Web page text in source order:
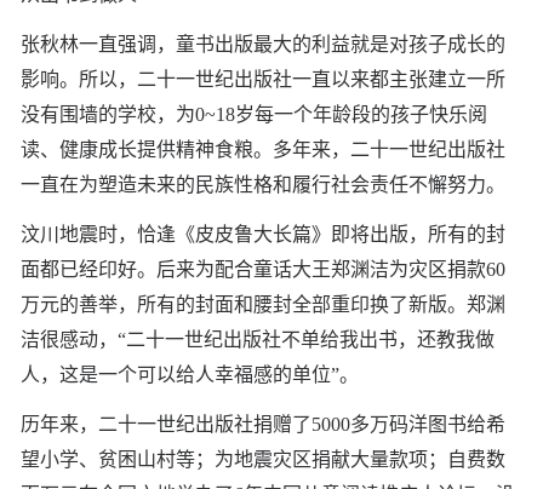
张秋林一直强调，童书出版最大的利益就是对孩子成长的
影响。所以，二十一世纪出版社一直以来都主张建立一所
没有围墙的学校，为0~18岁每一个年龄段的孩子快乐阅
读、健康成长提供精神食粮。多年来，二十一世纪出版社
一直在为塑造未来的民族性格和履行社会责任不懈努力。
汶川地震时，恰逢《皮皮鲁大长篇》即将出版，所有的封
面都已经印好。后来为配合童话大王郑渊洁为灾区捐款60
万元的善举，所有的封面和腰封全部重印换了新版。郑渊
洁很感动，“二十一世纪出版社不单给我出书，还教我做
人，这是一个可以给人幸福感的单位”。
历年来，二十一世纪出版社捐赠了5000多万码洋图书给希
望小学、贫困山村等；为地震灾区捐献大量款项；自费数